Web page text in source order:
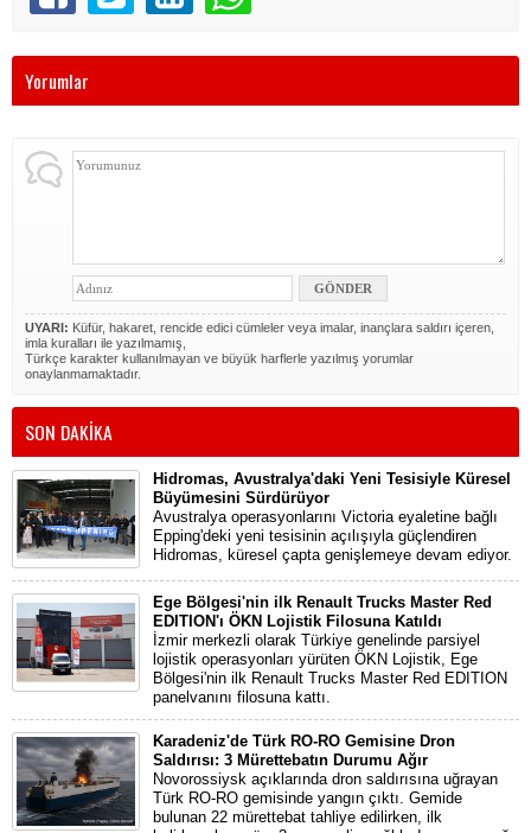
Yorumlar
UYARI: Küfür, hakaret, rencide edici cümleler veya imalar, inançlara saldırı içeren,
imla kuralları ile yazılmamış,
Türkçe karakter kullanılmayan ve büyük harflerle yazılmış yorumlar
onaylanmamaktadır.
SON DAKİKA
Hidromas, Avustralya'daki Yeni Tesisiyle Küresel
Büyümesini Sürdürüyor
Avustralya operasyonlarını Victoria eyaletine bağlı
Epping'deki yeni tesisinin açılışıyla güçlendiren
Hidromas, küresel çapta genişlemeye devam ediyor.
Ege Bölgesi'nin ilk Renault Trucks Master Red
EDITION'ı ÖKN Lojistik Filosuna Katıldı
İzmir merkezli olarak Türkiye genelinde parsiyel
lojistik operasyonları yürüten ÖKN Lojistik, Ege
Bölgesi'nin ilk Renault Trucks Master Red EDITION
panelvanını filosuna kattı.
Karadeniz'de Türk RO-RO Gemisine Dron
Saldırısı: 3 Mürettebatın Durumu Ağır
Novorossiysk açıklarında dron saldırısına uğrayan
Türk RO-RO gemisinde yangın çıktı. Gemide
bulunan 22 mürettebat tahliye edilirken, ilk